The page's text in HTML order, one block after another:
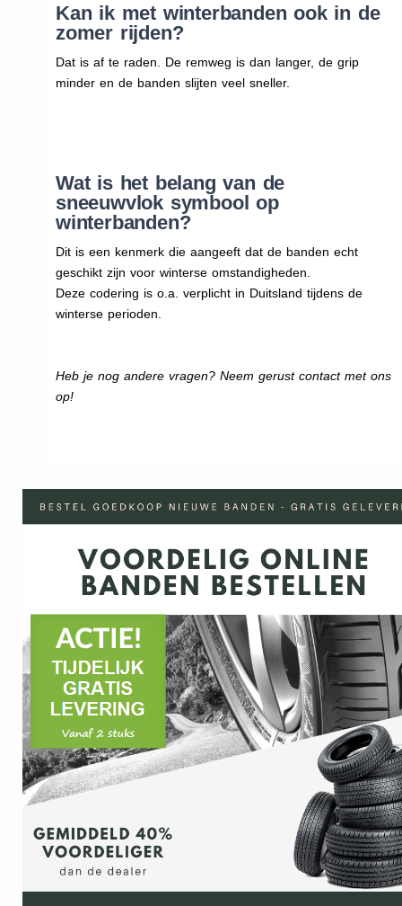
Kan ik met winterbanden ook in de
zomer rijden?
Dat is af te raden. De remweg is dan langer, de grip
minder en de banden slijten veel sneller.
Wat is het belang van de
sneeuwvlok symbool op
winterbanden?
Dit is een kenmerk die aangeeft dat de banden echt
geschikt zijn voor winterse omstandigheden.
Deze codering is o.a. verplicht in Duitsland tijdens de
winterse perioden.
Heb je nog andere vragen? Neem gerust contact met ons
op!